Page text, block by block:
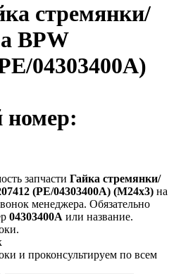
стремянки/
BPW
04303400A)
запчасти Гайка стремянки/
(PE/04303400A) (М24х3) на
менеджера. Обязательно
04303400A или название.
и проконсультируем по всем